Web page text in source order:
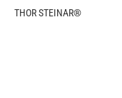
THOR STEINAR®